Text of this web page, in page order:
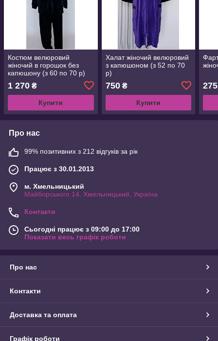
Костюм велюровий
жіночий в горошок без
капюшону (з 60 по 70 р)
1 270 ₴
Купити
Халат жіночий велюровий
з капюшоном (з 52 по 70
р)
750₴
Купити
275
Про нас
99% позитивних з 212 відгуків за рік
Працює з 30.01.2013
м. Хмельницький
Майборського 14, Хмельницький, Україна
Контакти
Сьогодні працює з 09:00 до 17:00
Показати весь графік роботи
Про нас
Контакти
Доставка та оплата
Графік роботи